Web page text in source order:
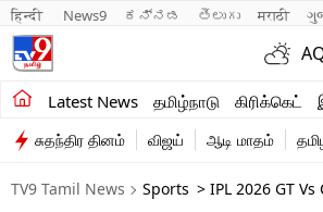
हिन्दी News9 ಕನ್ನಡ తెలుగు मराठी
Latest News தமிழ்நாடு கிரிக்கெட்
சமீபத்திய செய்திகள்
தமிழ்நாடு
இந்தியா
சுதந்திர தினம் விஜய் ஆடி மாதம்
TV9 Tamil News Sports > IPL 2026 GT